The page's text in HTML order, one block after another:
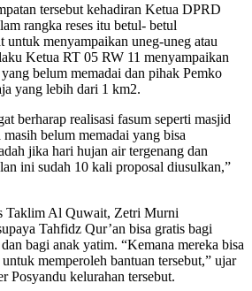
tersebut kehadiran Ketua DPRD
rangka reses itu betul- betul
untuk menyampaikan uneg-uneg atau
Ketua RT 05 RW 11 menyampaikan
belum memadai dan pihak Pemko
yang lebih dari 1 km2.
berharap realisasi fasum seperti masjid
belum memadai yang bisa
jika hari hujan air tergenang dan
ini sudah 10 kali proposal diusulkan,”
Taklim Al Quwait, Zetri Murni
Tahfidz Qur’an bisa gratis bagi
bagi anak yatim. “Kemana mereka bisa
memperoleh bantuan tersebut,” ujar
Posyandu kelurahan tersebut.